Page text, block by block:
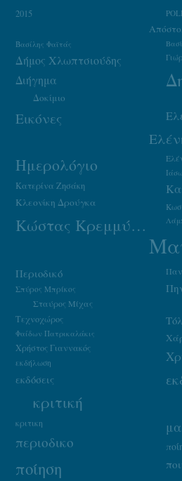
2015
Βασίλης Φαϊτάς
Δήμος Χλωπτσιούδης
Διήγημα
Δοκίμιο
Εικόνες
Ημερολόγιο
Κατερίνα Ζησάκη
Κλεονίκη Δρούγκα
Κώστας Κρεμμύδας
Περιοδικό
Σπύρος Μπρίκος
Σταύρος Μίχας
Τεχνοχώρος
Φαίδων Πατρικαλάκις
Χρήστος Γιαννακός
εκδήλωση
εκδόσεις
κριτική
κριτικη
περιοδικο
ποίηση